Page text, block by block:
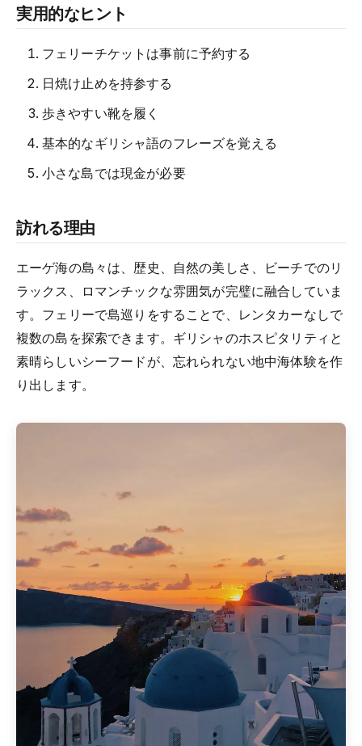
実用的なヒント
フェリーチケットは事前に予約する
日焼け止めを持参する
歩きやすい靴を履く
基本的なギリシャ語のフレーズを覚える
小さな島では現金が必要
訪れる理由
エーゲ海の島々は、歴史、自然の美しさ、ビーチでのリ
ラックス、ロマンチックな雰囲気が完璧に融合していま
す。フェリーで島巡りをすることで、レンタカーなしで
複数の島を探索できます。ギリシャのホスピタリティと
素晴らしいシーフードが、忘れられない地中海体験を作
り出します。